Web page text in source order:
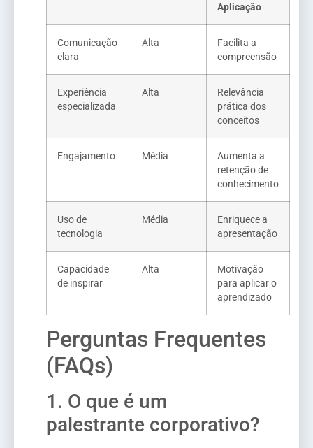
Aplicação
Comunicação
clara
Alta
Facilita a
compreensão
Experiência
especializada
Alta
Relevância
prática dos
conceitos
Engajamento Média
Aumenta a
retenção de
conhecimento
Uso de
tecnologia
Média
Enriquece a
apresentação
Capacidade
de inspirar
Alta
Motivação
para aplicar o
aprendizado
Perguntas Frequentes
(FAQs)
1. O que é um
palestrante corporativo?